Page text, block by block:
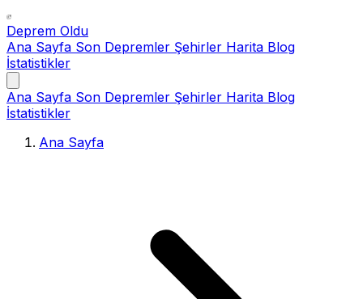
Deprem Oldu
Ana Sayfa Son Depremler Şehirler Harita Blog
İstatistikler
Ana Sayfa Son Depremler Şehirler Harita Blog
İstatistikler
Ana Sayfa